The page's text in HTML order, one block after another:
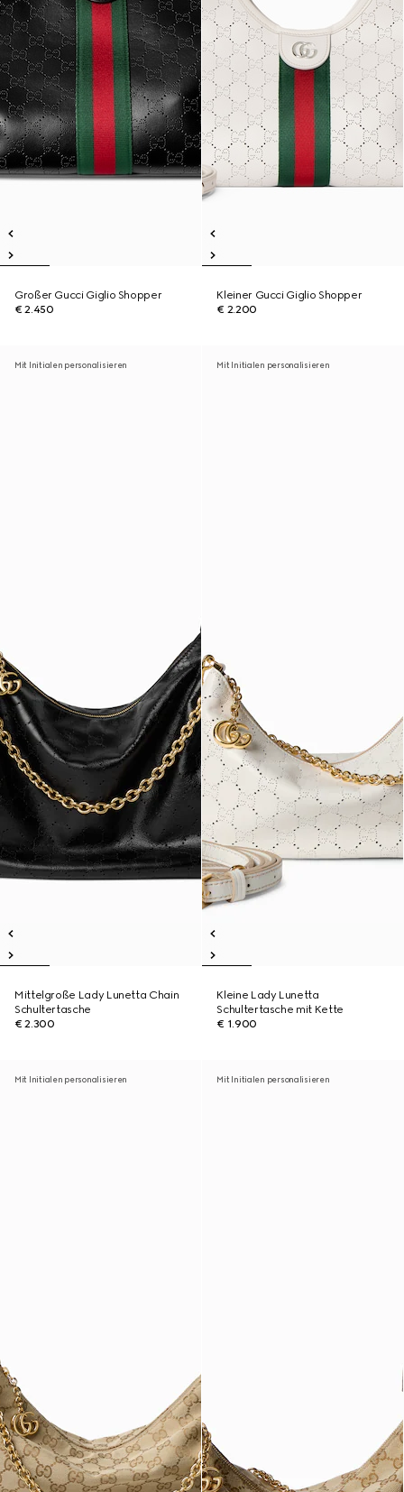
Großer Gucci Giglio Shopper
€ 2.450
Kleiner Gucci Giglio Shopper
€ 2.200
Mit Initialen personalisieren
Mittelgroße Lady Lunetta Chain
Schultertasche
€ 2.300
Mit Initialen personalisieren
Kleine Lady Lunetta
Schultertasche mit Kette
€ 1.900
Mit Initialen personalisieren Mit Initialen personalisieren